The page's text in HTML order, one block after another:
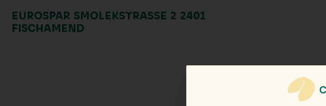
EUROSPAR SMOLEKSTRASSE 2 2401 F
ISCHAMEND